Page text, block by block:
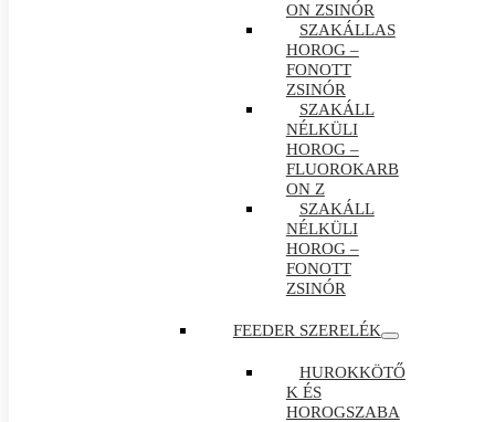
ON ZSINÓR
SZAKÁLLAS
HOROG –
FONOTT
ZSINÓR
SZAKÁLL
NÉLKÜLI
HOROG –
FLUOROKARB
ON Z
SZAKÁLL
NÉLKÜLI
HOROG –
FONOTT
ZSINÓR
FEEDER SZERELÉK
HUROKKÖTŐ
K ÉS
HOROGSZABA